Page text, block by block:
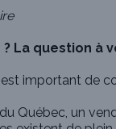
La question à
est important de
Québec, un